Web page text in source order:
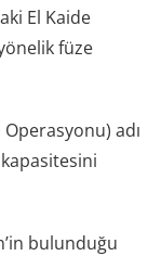
El Kaide
füze
adı
kapasitesini
bulunduğu